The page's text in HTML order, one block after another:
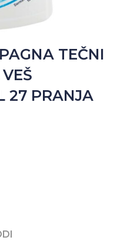
TEČNI
27 PRANJA